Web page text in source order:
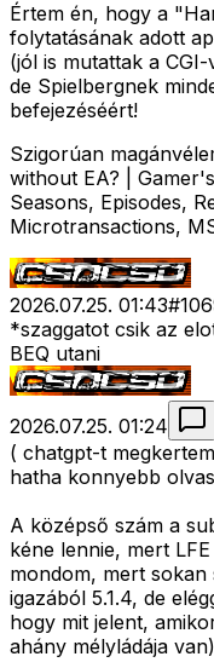
Értem én, hogy a
folytatásának adott
(jól is mutattak a
de Spielbergnek
befejezéséért!
Szigorúan
without EA? |
Seasons, Episodes,
Microtransactions,
2026.07.25. 01:43#
*szaggatot csik az
BEQ utani
2026.07.25. 01:24
( chatgpt-t
hatha konnyebb
A középső szám a
kéne lennie, mert
mondom, mert sokan
igazából 5.1.4, de
hogy mit jelent,
ahány mélyládája